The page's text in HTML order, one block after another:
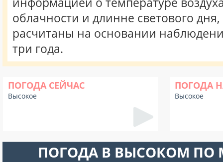
облачности и длинне светового
расчитаны на основании
три года.
ПОГОДА СЕЙЧАС
Высокое
ПОГОДА
Высокое
ПОГОДА В ВЫСОКОМ ПО